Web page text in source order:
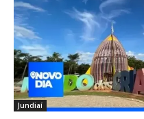
Jundiaí